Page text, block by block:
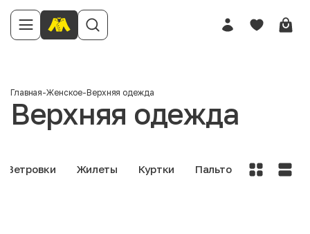
Главная-Женское-Верхняя одежда
Верхняя одежда
Ветровки Жилеты Куртки Пальто